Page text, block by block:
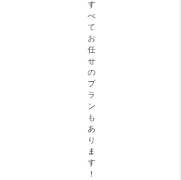
す
べ
て
お
任
せ
の
プ
ラ
ン
も
あ
り
ま
す
！